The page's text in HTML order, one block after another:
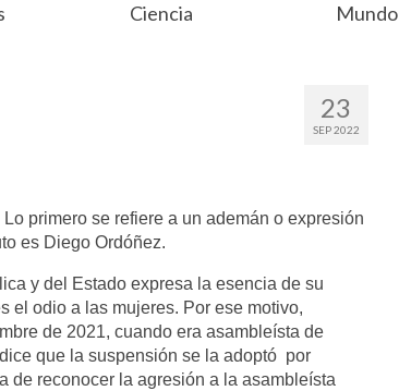
Ciencia Mundo
23
SEP 2022
primero se refiere a un ademán o expresión
es Diego Ordóñez.
y del Estado expresa la esencia de su
el odio a las mujeres. Por ese motivo,
de 2021, cuando era asambleísta de
que la suspensión se la adoptó por
de reconocer la agresión a la asambleísta